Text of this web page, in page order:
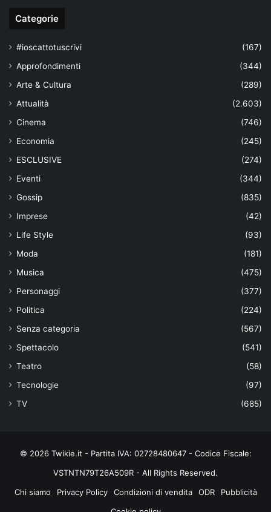
Categorie
#ioscattotuscrivi
(167)
Approfondimenti
(344)
Arte & Cultura
(289)
Attualità
(2.603)
Cinema
(746)
Economia
(245)
ESCLUSIVE
(274)
Eventi
(344)
Gossip
(835)
Imprese
(42)
Life Style
(93)
Moda
(181)
Musica
(475)
Personaggi
(377)
Politica
(224)
Senza categoria
(567)
Spettacolo
(541)
Teatro
(58)
Tecnologie
(97)
TV
(685)
© 2026 Twikie.it - Partita IVA: 02728480647 - Codice Fiscale:
VSTNTN79T26A509R - All Rights Reserved.
Chi siamo
Privacy Policy Condizioni di vendita ODR
Pubblicità